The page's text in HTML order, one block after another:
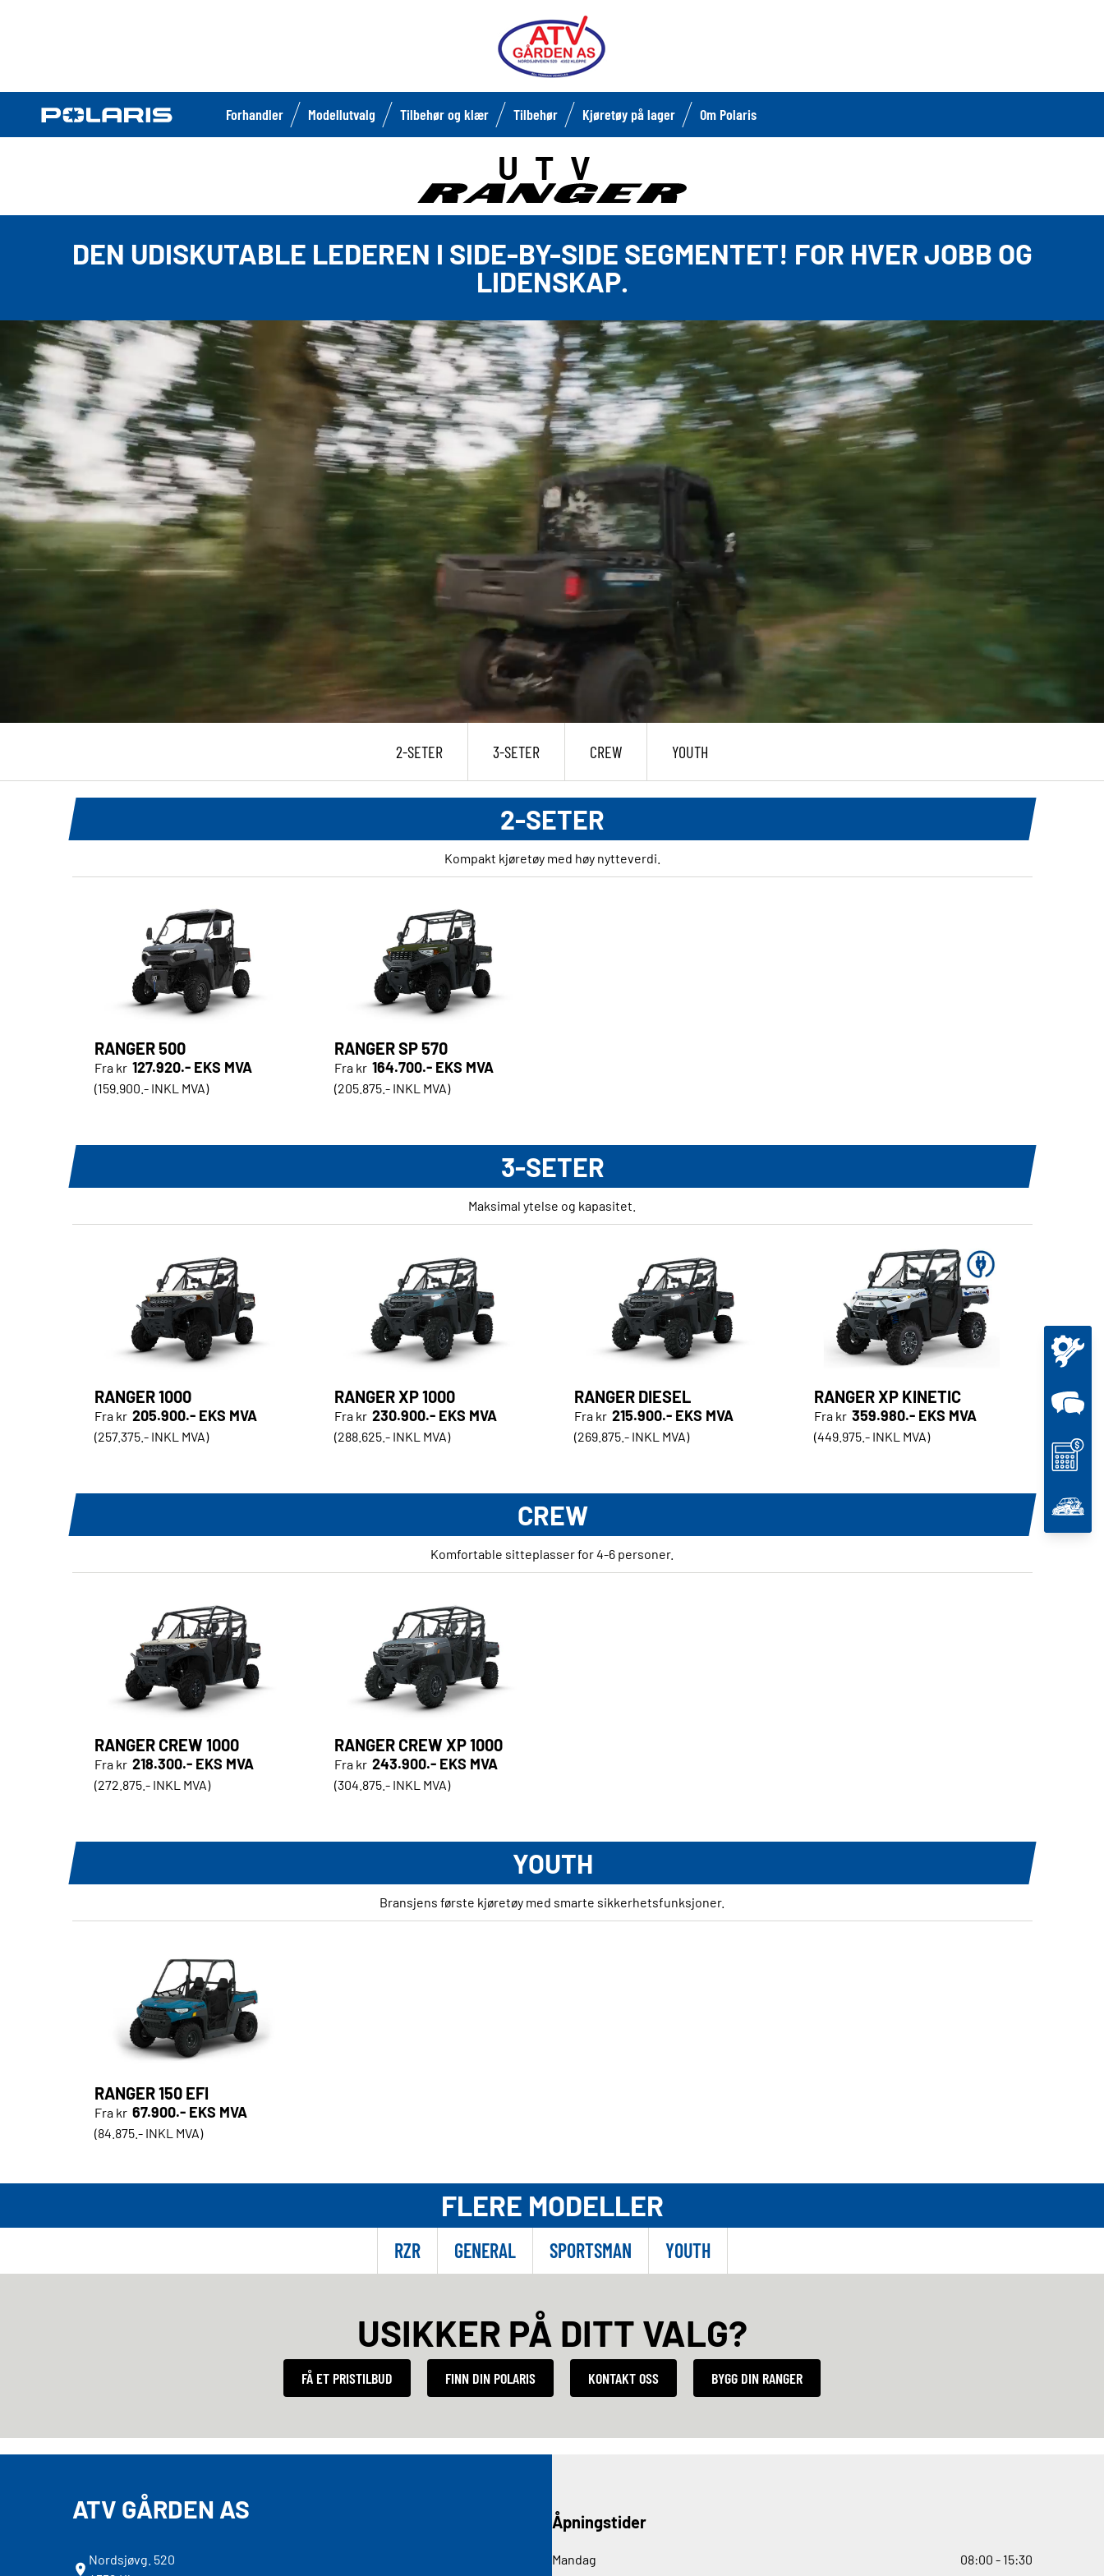
Forhandler Modellutvalg Tilbehør og klær Tilbehør Kjøretøy på lager Om Polaris
UTV
DEN UDISKUTABLE LEDEREN I SIDE-BY-SIDE SEGMENTET! FOR HVER JOBB OG
LIDENSKAP.
2-SETER 3-SETER CREW YOUTH
2-SETER
Kompakt kjøretøy med høy nytteverdi.
RANGER 500
Fra kr 127.920.- EKS MVA
(159.900.- INKL MVA)
RANGER SP 570
Fra kr 164.700.- EKS MVA
(205.875.- INKL MVA)
3-SETER
Maksimal ytelse og kapasitet.
RANGER 1000
Fra kr 205.900.- EKS MVA
(257.375.- INKL MVA)
RANGER XP 1000
Fra kr 230.900.- EKS MVA
(288.625.- INKL MVA)
RANGER DIESEL
Fra kr 215.900.- EKS MVA
(269.875.- INKL MVA)
RANGER XP KINETIC
Fra kr 359.980.- EKS MVA
(449.975.- INKL MVA)
CREW
Komfortable sitteplasser for 4-6 personer.
RANGER CREW 1000
Fra kr 218.300.- EKS MVA
(272.875.- INKL MVA)
RANGER CREW XP 1000
Fra kr 243.900.- EKS MVA
(304.875.- INKL MVA)
YOUTH
Bransjens første kjøretøy med smarte sikkerhetsfunksjoner.
RANGER 150 EFI
Fra kr 67.900.- EKS MVA
(84.875.- INKL MVA)
FLERE MODELLER
RZR GENERAL SPORTSMAN YOUTH
USIKKER PÅ DITT VALG?
FÅ ET PRISTILBUD FINN DIN POLARIS KONTAKT OSS BYGG DIN RANGER
ATV GÅRDEN AS
Nordsjøvg. 520
Åpningstider
Mandag 08:00 - 15:30